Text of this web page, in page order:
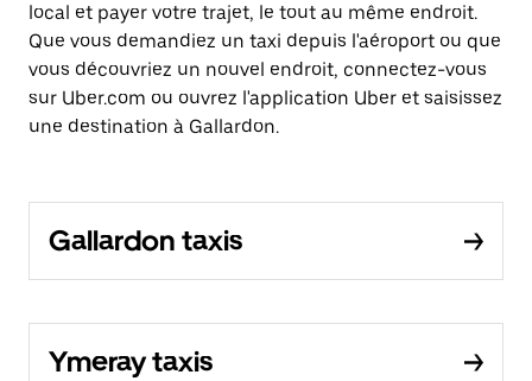
local et payer votre trajet, le tout au même endroit.
Que vous demandiez un taxi depuis l'aéroport ou que
vous découvriez un nouvel endroit, connectez-vous
sur Uber.com ou ouvrez l'application Uber et saisissez
une destination à Gallardon.
Gallardon taxis
Ymeray taxis